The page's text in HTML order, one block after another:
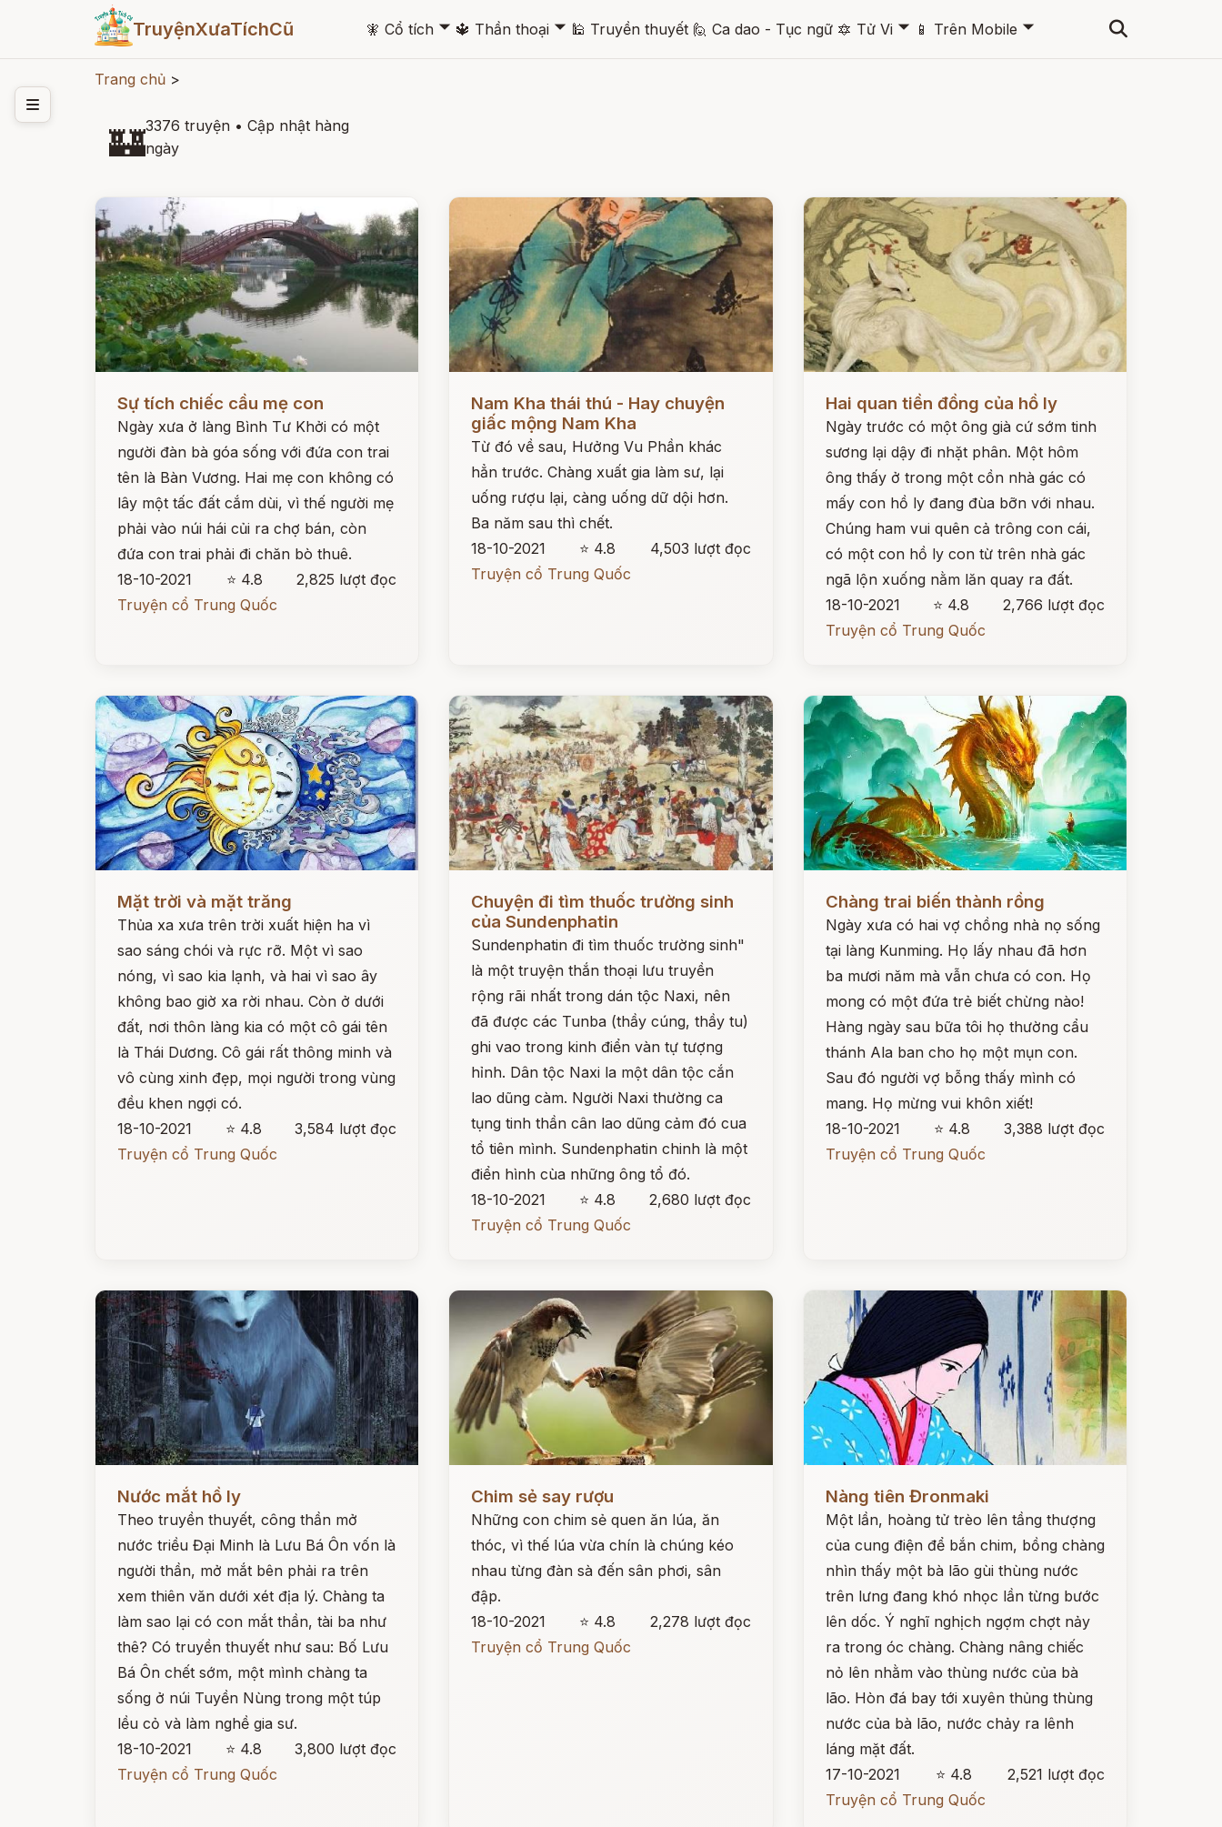
TruyệnXưaTíchCũ 🧚 Cổ tích 🞃 🔱 Thần thoại 🞃 🕌 Truyền thuyết 🙋 Ca dao - Tục ngữ 🔯 Tử Vi 🞃 📱 Trên Mobile 🞃
Trang chủ >
🏰3376 truyện • Cập nhật hàng
ngày
Sự tích chiếc cầu mẹ con
Ngày xưa ở làng Bình Tư Khởi có một
người đàn bà góa sống với đứa con trai
tên là Bàn Vương. Hai mẹ con không có
lây một tấc đất cắm dùi, vì thế người mẹ
phải vào núi hái củi ra chợ bán, còn
đứa con trai phải đi chăn bò thuê.
18-10-2021
⭐ 4.8
2,825 lượt đọc
Truyện cổ Trung Quốc
Nam Kha thái thú - Hay chuyện
giấc mộng Nam Kha
Từ đó về sau, Hưởng Vu Phần khác
hẳn trước. Chàng xuất gia làm sư, lại
uống rượu lại, càng uống dữ dội hơn.
Ba năm sau thì chết.
18-10-2021
⭐ 4.8
4,503 lượt đọc
Truyện cổ Trung Quốc
Hai quan tiền đồng của hồ ly
Ngày trước có một ông già cứ sớm tinh
sương lại dậy đi nhặt phân. Một hôm
ông thấy ở trong một cồn nhà gác có
mấy con hồ ly đang đùa bỡn với nhau.
Chúng ham vui quên cả trông con cái,
có một con hồ ly con từ trên nhà gác
ngã lộn xuống nằm lăn quay ra đất.
18-10-2021
⭐ 4.8
2,766 lượt đọc
Truyện cổ Trung Quốc
Mặt trời và mặt trăng
Thủa xa xưa trên trời xuất hiện ha vì
sao sáng chói và rực rỡ. Một vì sao
nóng, vì sao kia lạnh, và hai vì sao ây
không bao giờ xa rời nhau. Còn ở dưới
đất, nơi thôn làng kia có một cô gái tên
là Thái Dương. Cô gái rất thông minh và
vô cùng xinh đẹp, mọi người trong vùng
đều khen ngợi có.
18-10-2021
⭐ 4.8
3,584 lượt đọc
Truyện cổ Trung Quốc
Chuyện đi tìm thuốc trường sinh
của Sundenphatin
Sundenphatin đi tìm thuốc trường sinh"
là một truyện thắn thoại lưu truyền
rộng rãi nhất trong dán tộc Naxi, nên
đã được các Tunba (thầy cúng, thầy tu)
ghi vao trong kinh điển vàn tự tượng
hỉnh. Dân tộc Naxi la một dân tộc cắn
lao dũng càm. Người Naxi thường ca
tụng tinh thần cân lao dũng cảm đó cua
tổ tiên mình. Sundenphatin chinh là một
điển hình cùa những ông tổ đó.
18-10-2021
⭐ 4.8
2,680 lượt đọc
Truyện cổ Trung Quốc
Chàng trai biến thành rồng
Ngày xưa có hai vợ chồng nhà nọ sống
tại làng Kunming. Họ lấy nhau đã hơn
ba mươi năm mà vẫn chưa có con. Họ
mong có một đứa trẻ biết chừng nào!
Hàng ngày sau bữa tôi họ thường cẩu
thánh Ala ban cho họ một mụn con.
Sau đó người vợ bỗng thấy mình có
mang. Họ mừng vui khôn xiết!
18-10-2021
⭐ 4.8
3,388 lượt đọc
Truyện cổ Trung Quốc
Nước mắt hồ ly
Theo truyền thuyết, công thần mở
nước triều Đại Minh là Lưu Bá Ôn vốn là
người thần, mở mắt bên phải ra trên
xem thiên văn dưới xét địa lý. Chàng ta
làm sao lại có con mắt thần, tài ba như
thê? Có truyền thuyết như sau: Bố Lưu
Bá Ôn chết sớm, một mình chàng ta
sống ở núi Tuyền Nùng trong một túp
lều cỏ và làm nghề gia sư.
18-10-2021
⭐ 4.8
3,800 lượt đọc
Truyện cổ Trung Quốc
Chim sẻ say rượu
Những con chim sẻ quen ăn lúa, ăn
thóc, vì thế lúa vừa chín là chúng kéo
nhau từng đàn sà đến sân phơi, sân
đập.
18-10-2021
⭐ 4.8
2,278 lượt đọc
Truyện cổ Trung Quốc
Nàng tiên Đronmaki
Một lần, hoàng tử trèo lên tầng thượng
của cung điện để bắn chim, bồng chàng
nhìn thấy một bà lão gùi thùng nước
trên lưng đang khó nhọc lần từng bước
lên dốc. Ý nghĩ nghịch ngợm chợt nảy
ra trong óc chàng. Chàng nâng chiếc
nỏ lên nhằm vào thùng nước của bà
lão. Hòn đá bay tới xuyên thủng thùng
nước của bà lão, nước chảy ra lênh
láng mặt đất.
17-10-2021
⭐ 4.8
2,521 lượt đọc
Truyện cổ Trung Quốc